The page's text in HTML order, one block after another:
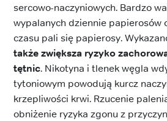
sercowo-naczyniowych. Bardzo
wypalanych dziennie papierosów
czasu pali się papierosy.
także zwiększa ryzyko
tętnic. Nikotyna i tlenek węgla
tytoniowym powodują kurcz
krzepliwości krwi. Rzucenie
obniżenie ryzyka zgonu z